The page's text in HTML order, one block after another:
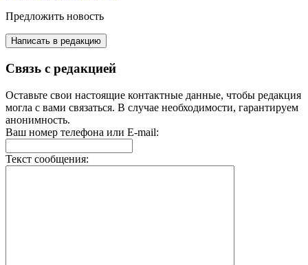
Предложить новость
Написать в редакцию
Связь с редакцией
Оставьте свои настоящие контактные данные, чтобы редакция
могла с вами связаться. В случае необходимости, гарантируем
анонимность.
Ваш номер телефона или E-mail:
Текст сообщения: